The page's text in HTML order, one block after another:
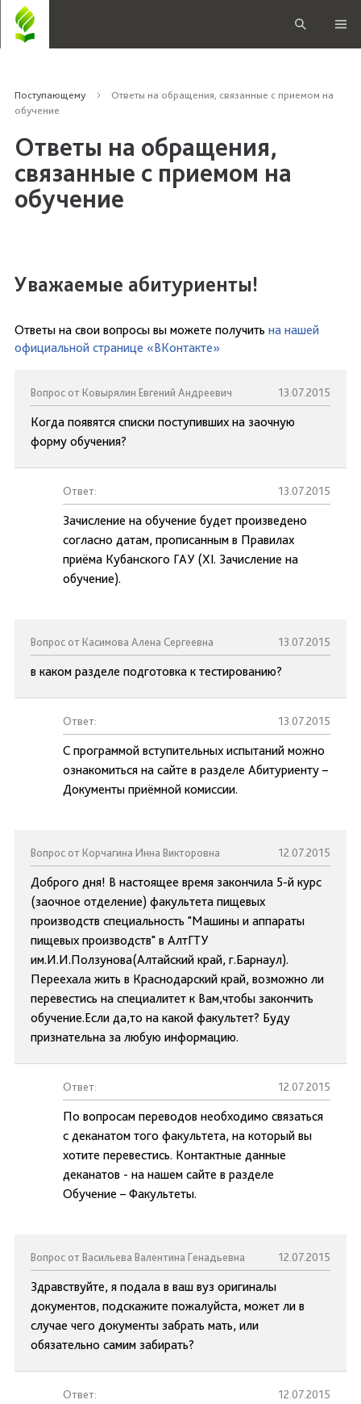
Поступающему
Ответы на обращения, связанные с приемом на
обучение
Ответы на обращения,
связанные с приемом на
обучение
Уважаемые абитуриенты!
Ответы на свои вопросы вы можете получить на нашей
официальной странице «ВКонтакте»
Вопрос от Ковырялин Евгений Андреевич 13.07.2015
Когда появятся списки поступивших на заочную
форму обучения?
Ответ: 13.07.2015
Зачисление на обучение будет произведено
согласно датам, прописанным в Правилах
приёма Кубанского ГАУ (XI. Зачисление на
обучение).
Вопрос от Касимова Алена Сергеевна 13.07.2015
в каком разделе подготовка к тестированию?
Ответ: 13.07.2015
С программой вступительных испытаний можно
ознакомиться на сайте в разделе Абитуриенту –
Документы приёмной комиссии.
Вопрос от Корчагина Инна Викторовна 12.07.2015
Доброго дня! В настоящее время закончила 5-й курс
(заочное отделение) факультета пищевых
производств специальность "Машины и аппараты
пищевых производств" в АлтГТУ
им.И.И.Ползунова(Алтайский край, г.Барнаул).
Переехала жить в Краснодарский край, возможно ли
перевестись на специалитет к Вам,чтобы закончить
обучение.Если да,то на какой факультет? Буду
признательна за любую информацию.
Ответ: 12.07.2015
По вопросам переводов необходимо связаться
с деканатом того факультета, на который вы
хотите перевестись. Контактные данные
деканатов - на нашем сайте в разделе
Обучение – Факультеты.
Вопрос от Васильева Валентина Генадьевна 12.07.2015
Здравствуйте, я подала в ваш вуз оригиналы
документов, подскажите пожалуйста, может ли в
случае чего документы забрать мать, или
обязательно самим забирать?
Ответ: 12.07.2015